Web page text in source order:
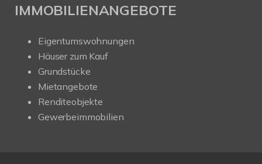
IMMOBILIENANGEBOTE
Eigentumswohnungen
Häuser zum Kauf
Grundstücke
Mietangebote
Renditeobjekte
Gewerbeimmobilien